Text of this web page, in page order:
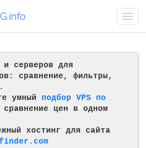
и серверов для
сравнение, фильтры,
умный подбор VPS по
сравнение цен в одном
хостинг для сайта